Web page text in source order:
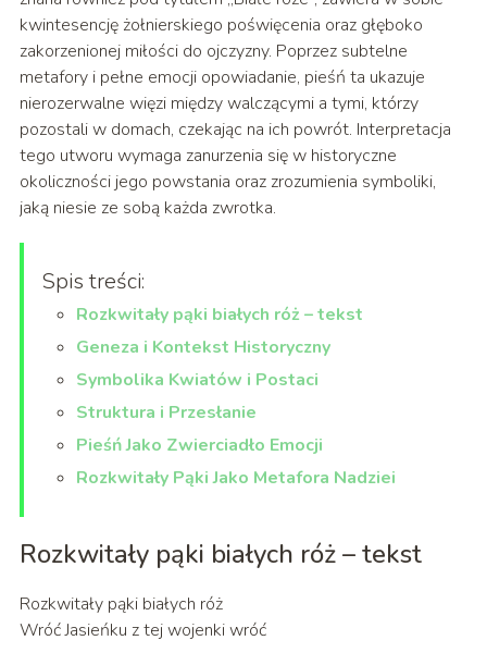
kwintesencję żołnierskiego poświęcenia oraz głęboko
zakorzenionej miłości do ojczyzny. Poprzez subtelne
metafory i pełne emocji opowiadanie, pieśń ta ukazuje
nierozerwalne więzi między walczącymi a tymi, którzy
pozostali w domach, czekając na ich powrót. Interpretacja
tego utworu wymaga zanurzenia się w historyczne
okoliczności jego powstania oraz zrozumienia symboliki,
jaką niesie ze sobą każda zwrotka.
Spis treści:
Rozkwitały pąki białych róż – tekst
Geneza i Kontekst Historyczny
Symbolika Kwiatów i Postaci
Struktura i Przesłanie
Pieśń Jako Zwierciadło Emocji
Rozkwitały Pąki Jako Metafora Nadziei
Rozkwitały pąki białych róż – tekst
Rozkwitały pąki białych róż
Wróć Jasieńku z tej wojenki wróć